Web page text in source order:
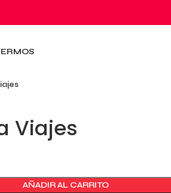
Viajes
AÑADIR AL CARRITO